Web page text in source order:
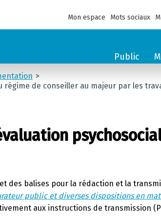
Mon espace Mots sociaux
Public
de conseiller au majeur par les
des balises pour la rédaction et la
public et diverses dispositions en
aux instructions de transmission